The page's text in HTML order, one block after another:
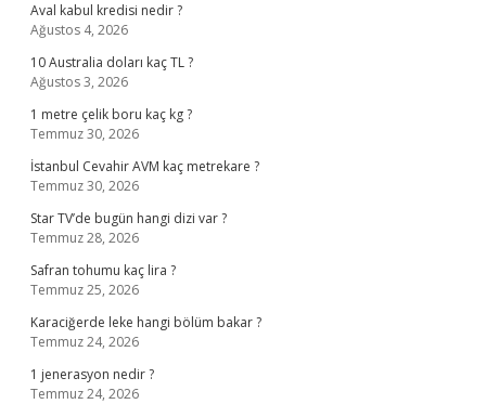
Aval kabul kredisi nedir ?
Ağustos 4, 2026
10 Australia doları kaç TL ?
Ağustos 3, 2026
1 metre çelik boru kaç kg ?
Temmuz 30, 2026
İstanbul Cevahir AVM kaç metrekare ?
Temmuz 30, 2026
Star TV’de bugün hangi dizi var ?
Temmuz 28, 2026
Safran tohumu kaç lira ?
Temmuz 25, 2026
Karaciğerde leke hangi bölüm bakar ?
Temmuz 24, 2026
1 jenerasyon nedir ?
Temmuz 24, 2026